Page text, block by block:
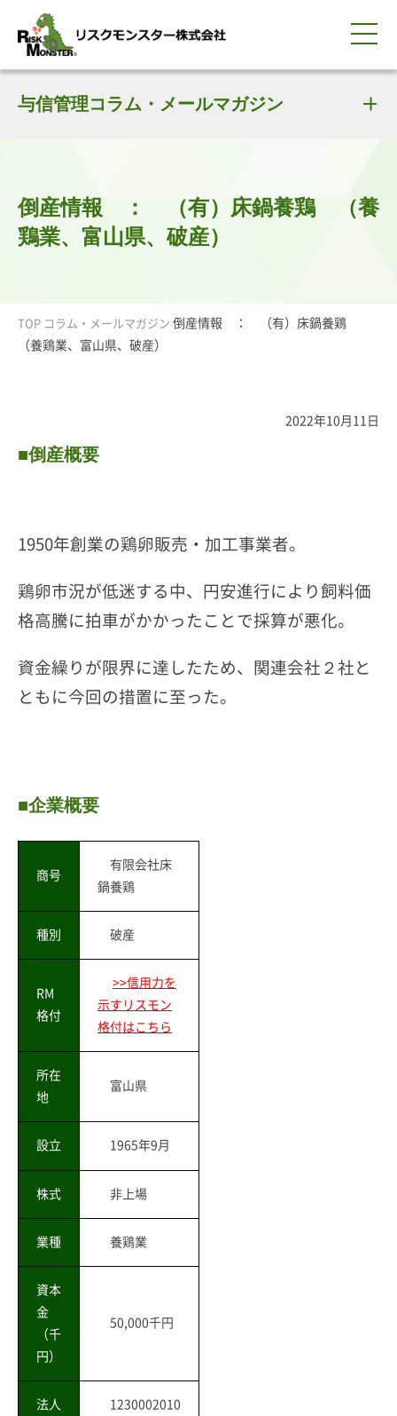
サービス紹介
選ばれる理由
知る・学ぶ
導入事例
企業情報
採用情報
IR情報
お問い合わせ
0120-259-440
平日9:00-18:00(土日祝除く)
与信管理コラム・メールマガジン
倒産情報 ： （有）床鍋養鶏 （養
鶏業、富山県、破産）
TOP コラム・メールマガジン 倒産情報 ： （有）床鍋養鶏
（養鶏業、富山県、破産）
2022年10月11日
■倒産概要
1950年創業の鶏卵販売・加工事業者。
鶏卵市況が低迷する中、円安進行により飼料価
格高騰に拍車がかかったことで採算が悪化。
資金繰りが限界に達したため、関連会社２社と
ともに今回の措置に至った。
■企業概要
商号
有限会社床
鍋養鶏
種別 破産
RM
格付
>>信用力を
示すリスモン
格付はこちら
所在
地
富山県
設立 1965年9月
株式 非上場
業種 養鶏業
資本
金
（千
円）
50,000千円
法人
1230002010